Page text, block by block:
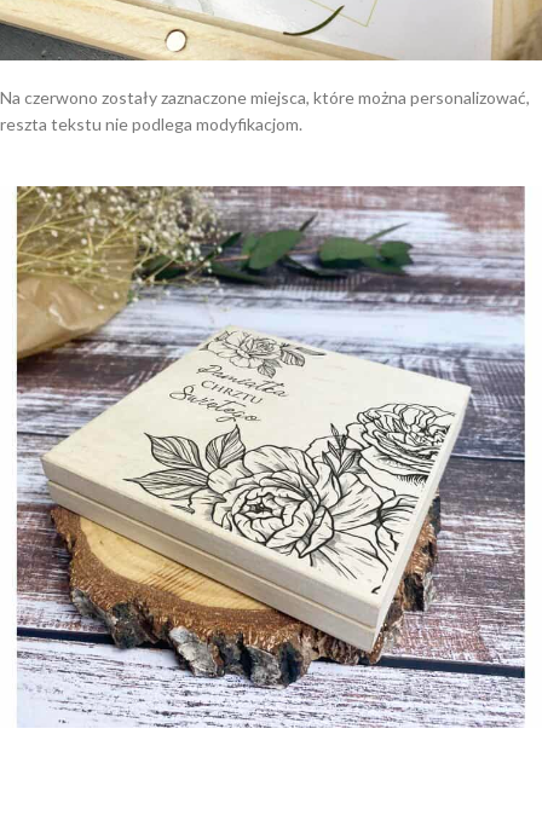
Na czerwono zostały zaznaczone miejsca, które można personalizować,
reszta tekstu nie podlega modyfikacjom.